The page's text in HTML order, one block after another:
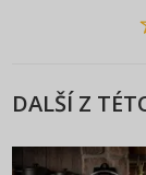
DALŠÍ Z